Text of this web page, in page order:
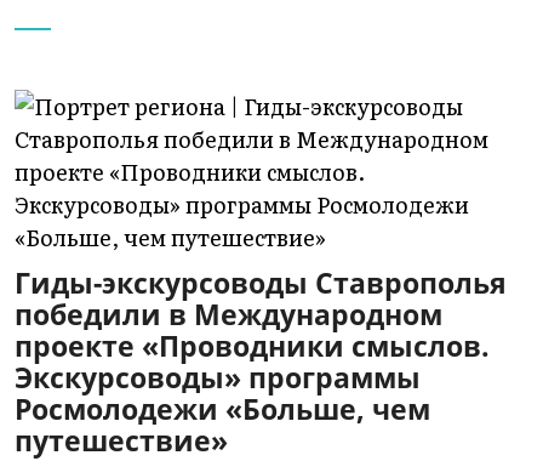
Гиды-экскурсоводы Ставрополья
победили в Международном
проекте «Проводники смыслов.
Экскурсоводы» программы
Росмолодежи «Больше, чем
путешествие»